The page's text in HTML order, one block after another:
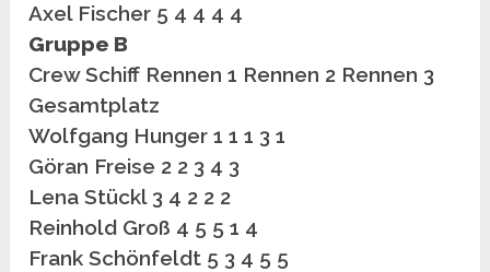
Axel Fischer 5 4 4 4 4
Gruppe B
Crew Schiff Rennen 1 Rennen 2 Rennen 3
Gesamtplatz
Wolfgang Hunger 1 1 1 3 1
Göran Freise 2 2 3 4 3
Lena Stückl 3 4 2 2 2
Reinhold Groß 4 5 5 1 4
Frank Schönfeldt 5 3 4 5 5